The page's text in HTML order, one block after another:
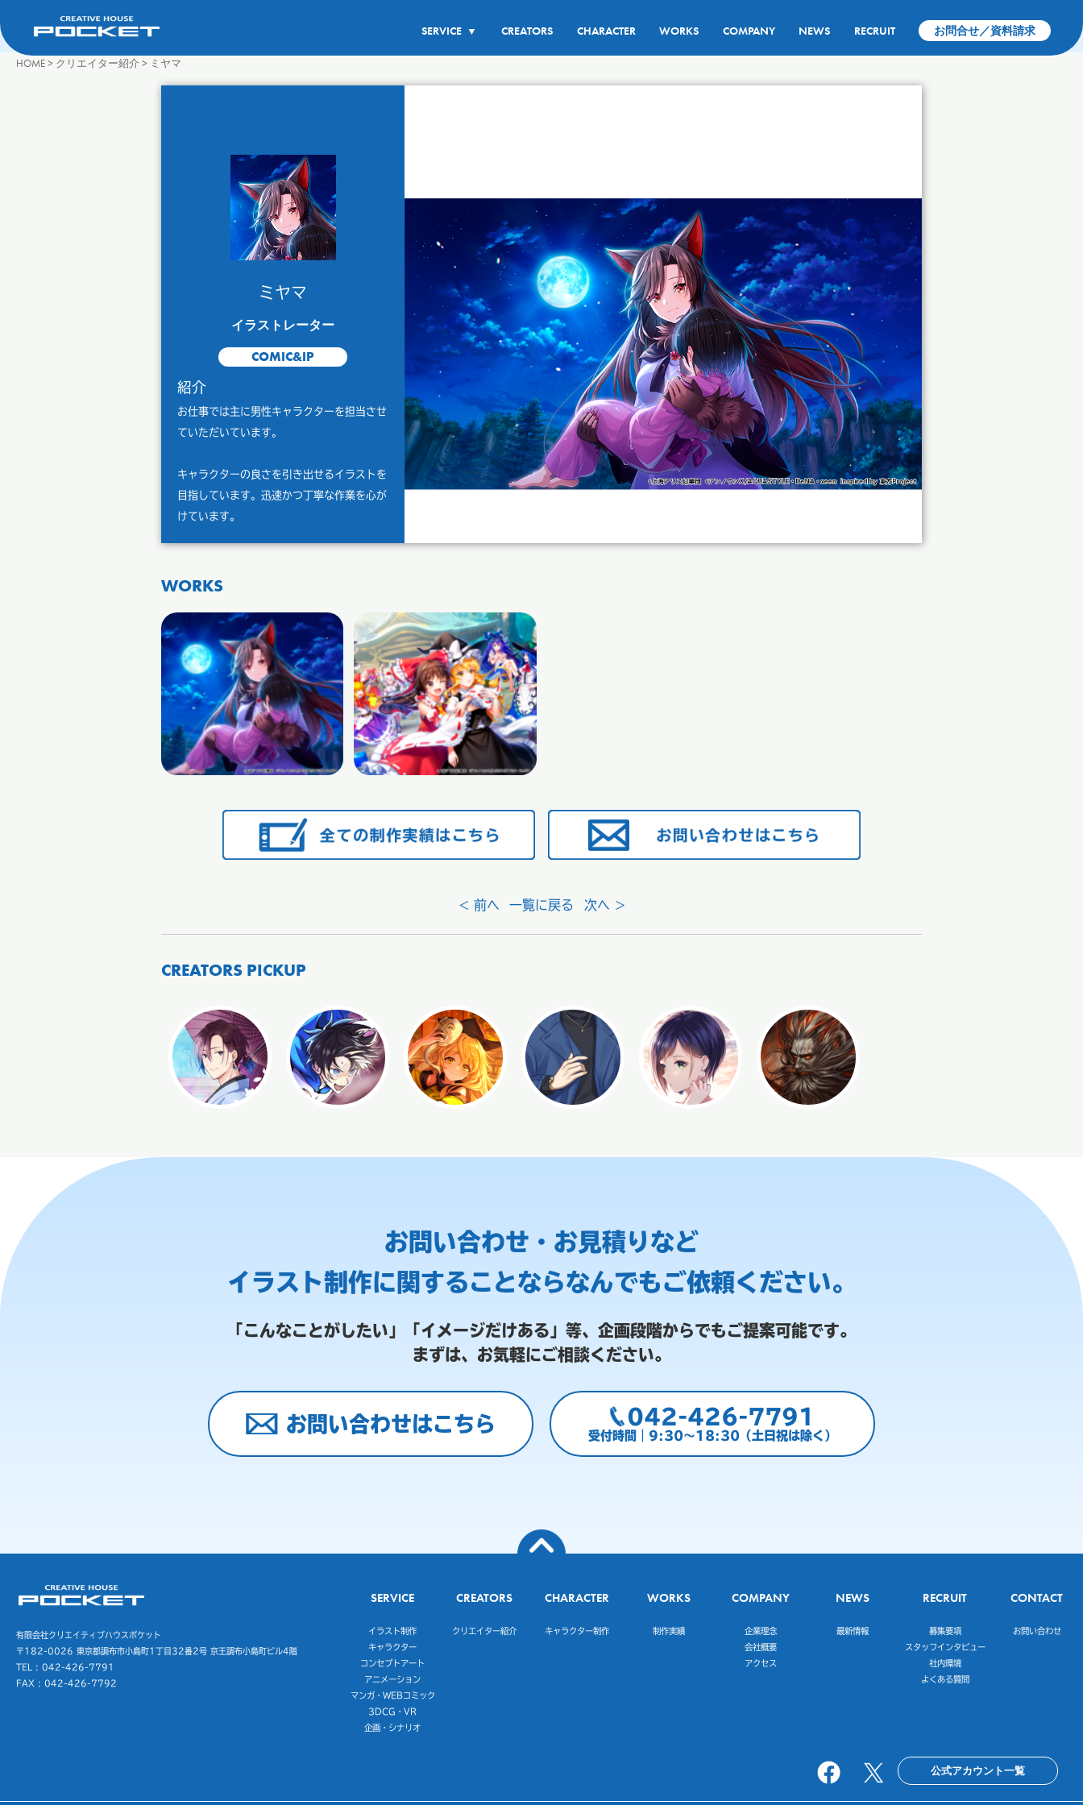
SERVICE ▼ CREATORS CHARACTER WORKS COMPANY NEWS RECRUIT お問合せ／資料請求
HOME> クリエイター紹介 > ミヤマ
ミヤマ
イラストレーター
COMIC&IP
紹介
お仕事では主に男性キャラクターを担当させ
ていただいています。
キャラクターの良さを引き出せるイラストを
目指しています。迅速かつ丁寧な作業を心が
けています。
WORKS
< 前へ 一覧に戻る 次へ >
CREATORS PICKUP
お問い合わせ・お見積りなど
イラスト制作に関することならなんでもご依頼ください。
「こんなことがしたい」「イメージだけある」等、 企画段階からでもご提案可能です。
まずは、お気軽にご相談ください。
お問い合わせはこちら 042-426-7791
受付時間｜9:30～18:30（土日祝は除く）
有限会社クリエイティブハウスポケット
〒182-0026 東京都調布市小島町1丁目32番2号京王調布小島町ビル4階
TEL : 042-426-7791
FAX : 042-426-7792
SERVICE
イラスト制作
キャラクター
コンセプトアート
アニメーション
マンガ・WEBコミック
3DCG・VR
企画・シナリオ
CREATORS
クリエイター紹介
CHARACTER
キャラクター制作
WORKS
制作実績
COMPANY
企業理念
会社概要
アクセス
NEWS
最新情報
RECRUIT
募集要項
スタッフインタビュー
社内環境
よくある質問
CONTACT
お問い合わせ
公式アカウント一覧